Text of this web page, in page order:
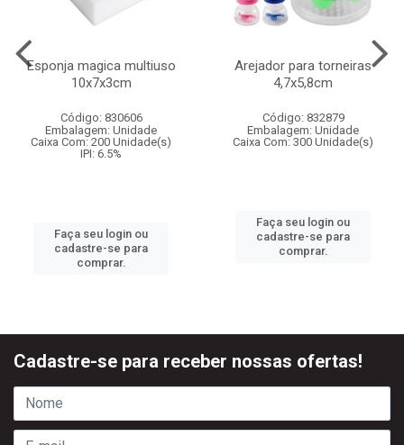
Esponja magica multiuso
10x7x3cm
Código: 830606
Embalagem: Unidade
Caixa Com: 200 Unidade(s)
IPI: 6.5%
Faça seu login ou
cadastre-se para
comprar.
Arejador para torneiras
4,7x5,8cm
Código: 832879
Embalagem: Unidade
Caixa Com: 300 Unidade(s)
Faça seu login ou
cadastre-se para
comprar.
Cadastre-se para receber nossas ofertas!